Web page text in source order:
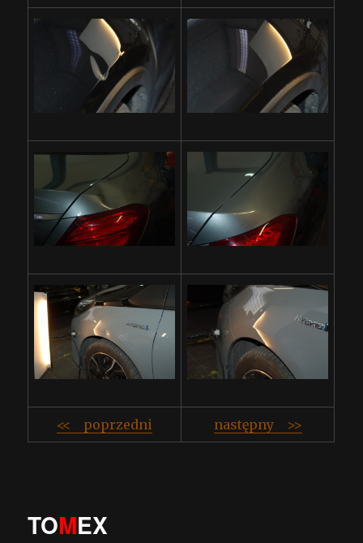
<< poprzedni następny >>
TOMEX